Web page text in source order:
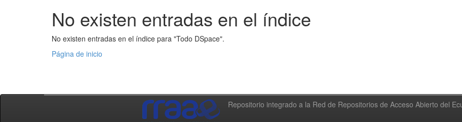
No existen entradas en el índice
No existen entradas en el índice para "Todo DSpace".
Página de inicio
Repositorio integrado a la Red de Repositorios de Acceso Abierto del